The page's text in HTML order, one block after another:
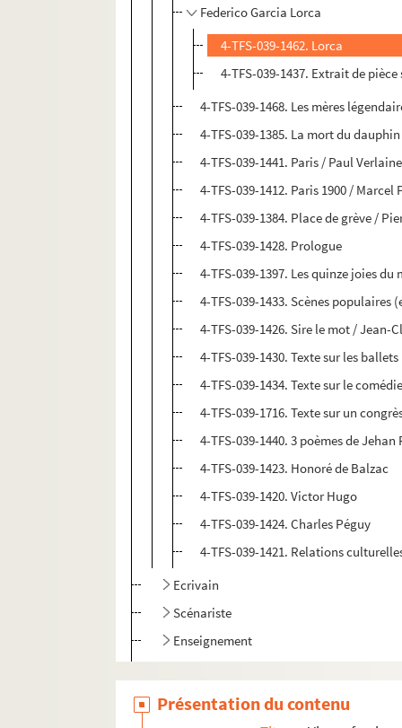
Federico Garcia Lorca
4-TFS-039-1462. Lorca
4-TFS-039-1437. Extrait de
4-TFS-039-1468. Les mères
4-TFS-039-1385. La mort du
4-TFS-039-1441. Paris / Paul Verlaine
4-TFS-039-1412. Paris 1900 / Marcel
4-TFS-039-1384. Place de grève /
4-TFS-039-1428. Prologue
4-TFS-039-1397. Les quinze joies du
4-TFS-039-1433. Scènes
4-TFS-039-1426. Sire le mot / Jean-
4-TFS-039-1430. Texte sur les ballets
4-TFS-039-1434. Texte sur le
4-TFS-039-1716. Texte sur un
4-TFS-039-1440. 3 poèmes de Jehan
4-TFS-039-1423. Honoré de Balzac
4-TFS-039-1420. Victor Hugo
4-TFS-039-1424. Charles Péguy
4-TFS-039-1421. Relations
Ecrivain
Scénariste
Enseignement
Distinctions
Correspondance générale
Présentation du contenu